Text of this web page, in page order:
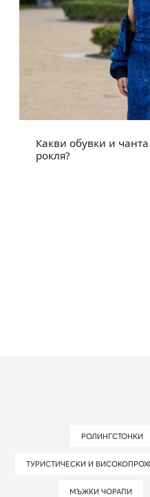
Какви обувки и
рокля?
РОЛИНГСТОНКИ
ТУРИСТИЧЕСКИ И
МЪЖКИ ЧОРАПИ